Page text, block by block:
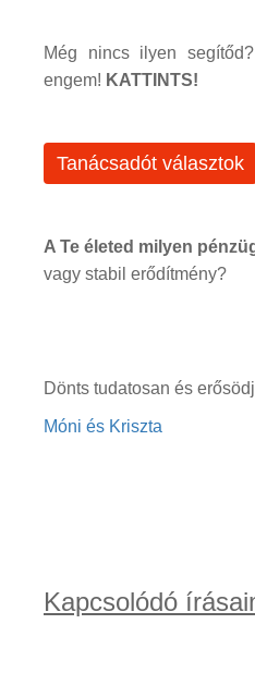
Még nincs ilyen
engem! KATTINTS!
Tanácsadót választok
A Te életed milyen
vagy stabil erődítmény?
Dönts tudatosan és
Móni és Kriszta
Kapcsolódó